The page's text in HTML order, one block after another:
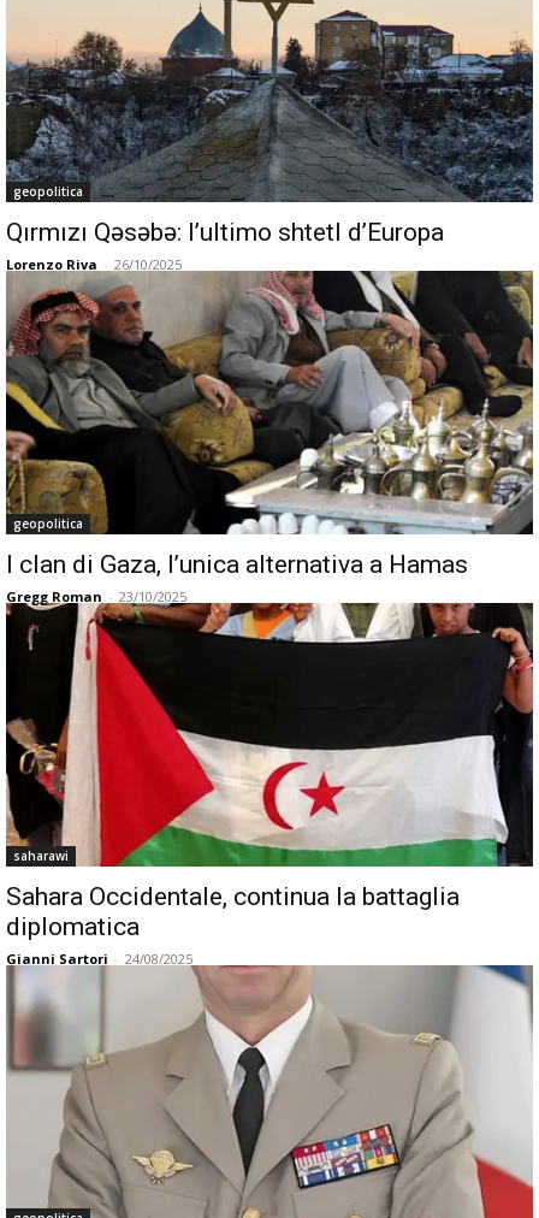
geopolitica
Qırmızı Qəsəbə: l’ultimo shtetl d’Europa
Lorenzo Riva - 26/10/2025
geopolitica
I clan di Gaza, l’unica alternativa a Hamas
Gregg Roman - 23/10/2025
saharawi
Sahara Occidentale, continua la battaglia
diplomatica
Gianni Sartori - 24/08/2025